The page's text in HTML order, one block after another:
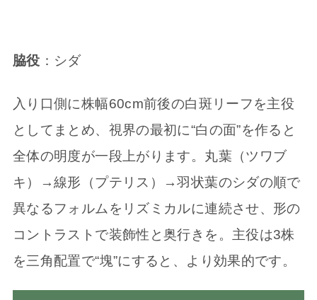
脇役 ：シダ
入り口側に株幅60cm前後の白斑リーフを主役
としてまとめ、視界の最初に“白の面”を作ると
全体の明度が一段上がります。丸葉（ツワブ
キ）→線形（プテリス）→羽状葉のシダの順で
異なるフォルムをリズミカルに連続させ、形の
コントラストで装飾性と奥行きを。主役は3株
を三角配置で“塊”にすると、より効果的です。